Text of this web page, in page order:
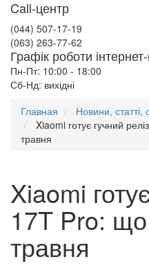
Call-центр
(044) 507-17-19
(063) 263-77-62
Графік роботи
Пн-Пт: 10:00 - 18:00
Сб-Нд: вихідні
Главная
Новини, статті,
Xiaomi готує гучний
травня
Xiaomi
17T Pro:
травня